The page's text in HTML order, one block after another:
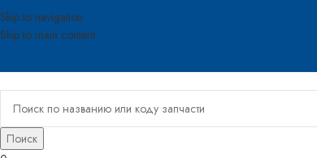
Skip to navigation
Skip to main content
Поиск